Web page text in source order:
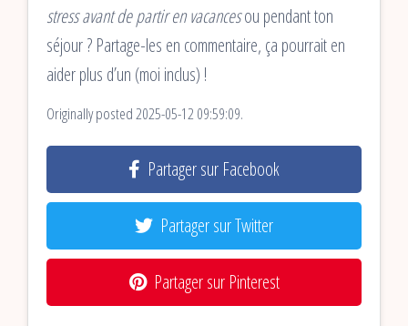
stress avant de partir en vacancesou pendant ton
séjour ? Partage-les en commentaire, ça pourrait en
aider plus d’un (moi inclus) !
Originally posted 2025-05-12 09:59:09.
Partager sur Facebook
Partager sur Twitter
Partager sur Pinterest